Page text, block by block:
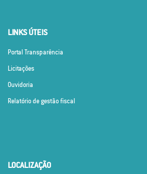
LINKS ÚTEIS
Portal Transparência
Licitações
Ouvidoria
Relatório de gestão fiscal
LOCALIZAÇÃO